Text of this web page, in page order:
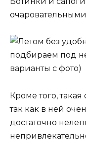
Кроме того,
так как в ней
достаточно